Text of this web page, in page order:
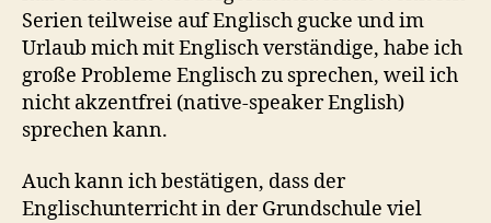
Serien teilweise auf Englisch gucke und im
Urlaub mich mit Englisch verständige, habe ich
große Probleme Englisch zu sprechen, weil ich
nicht akzentfrei (native-speaker English)
sprechen kann.
Auch kann ich bestätigen, dass der
Englischunterricht in der Grundschule viel